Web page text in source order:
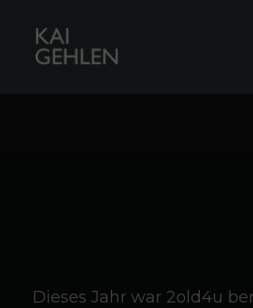
Dieses Jahr war 2old4u